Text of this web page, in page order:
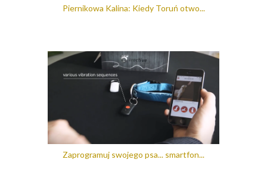
Piernikowa Kalina: Kiedy Toruń otwo...
Zaprogramuj swojego psa... smartfon...